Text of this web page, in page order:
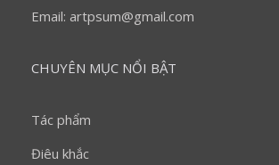
Email: artpsum@gmail.com
CHUYÊN MỤC NỔI BẬT
Tác phẩm
Điêu khắc